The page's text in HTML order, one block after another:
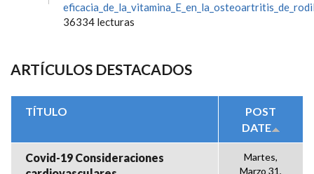
36334 lecturas
ARTÍCULOS DESTACADOS
TÍTULO
POST
DATE
Covid-19 Consideraciones
Martes,
Marzo 31,